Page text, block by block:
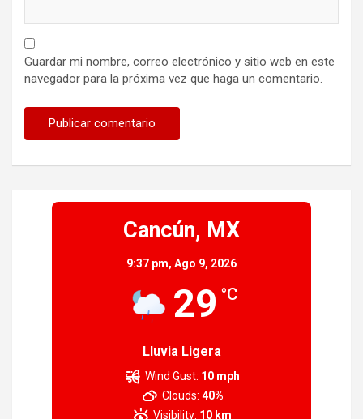
Guardar mi nombre, correo electrónico y sitio web en este
navegador para la próxima vez que haga un comentario.
Cancún, MX
9:37 pm, Ago 9, 2026
29 °C
Lluvia Ligera
Wind Gust: 10 mph
Clouds: 40%
Visibility: 10 km